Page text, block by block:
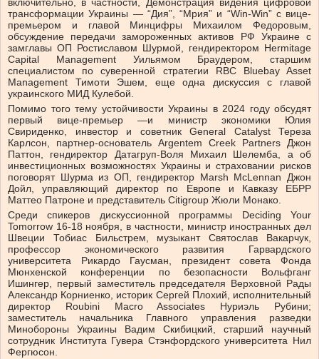
включительно, в частности, Демонстрация видения цифровой
трансформации Украины — “Дия”, “Мрия” и “Win-Win” с вице-
премьером и главой Минцифры Михаилом Федоровым,
обсуждение передачи замороженных активов РФ Украине с
замглавы ОП Ростиславом Шурмой, гендиректором Hermitage
Capital Management Уильямом Браудером, старшим
специалистом по суверенной стратегии RBC Bluebay Asset
Management Тимоти Эшем, еще одна дискуссия с главой
украинского МИД Кулебой.
Помимо того тему устойчивости Украины в 2024 году обсудят
первый вице-премьер —и министр экономики Юлия
Свириденко, инвестор и советник General Catalyst Тереза
Карлсон, партнер-основатель Argentem Creek Partners Джон
Паттон, гендиректор Датагруп-Воля Михаил Шелемба, а об
инвестиционных возможностях Украины и страховании рисков
поговорят Шурма из ОП, гендиректор Marsh McLennan Джон
Дойл, управляющий директор по Европе и Кавказу ЕБРР
Маттео Патроне и представитель Citigroup Жюли Монако.
Среди спикеров дискуссионной программы Deciding Your
Tomorrow 16-18 ноября, в частности, министр иностранных дел
Швеции Тобиас Бильстрем, музыкант Святослав Вакарчук,
профессор экономического развития Гарвардского
университета Рикардо Гаусман, президент совета Фонда
Мюнхенской конференции по безопасности Вольфганг
Ишингер, первый заместитель председателя Верховной Рады
Александр Корниенко, историк Сергей Плохий, исполнительный
директор Roubini Macro Associates Нуриэль Рубини;
заместитель начальника Главного управления разведки
Минобороны Украины Вадим Скибицкий, старший научный
сотрудник Института Гувера Стэнфордского университета Нил
Фергюсон.